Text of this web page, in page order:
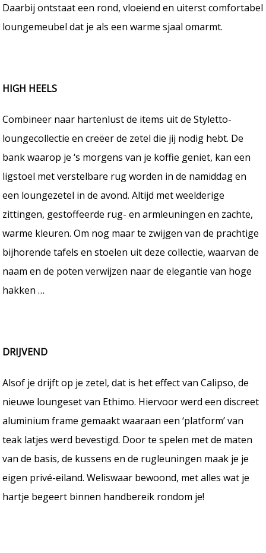
Daarbij ontstaat een rond, vloeiend en uiterst comfortabel
loungemeubel dat je als een warme sjaal omarmt.
HIGH HEELS
Combineer naar hartenlust de items uit de Styletto-
loungecollectie en creëer de zetel die jij nodig hebt. De
bank waarop je ‘s morgens van je koffie geniet, kan een
ligstoel met verstelbare rug worden in de namiddag en
een loungezetel in de avond. Altijd met weelderige
zittingen, gestoffeerde rug- en armleuningen en zachte,
warme kleuren. Om nog maar te zwijgen van de prachtige
bijhorende tafels en stoelen uit deze collectie, waarvan de
naam en de poten verwijzen naar de elegantie van hoge
hakken …
DRIJVEND
Alsof je drijft op je zetel, dat is het effect van Calipso, de
nieuwe loungeset van Ethimo. Hiervoor werd een discreet
aluminium frame gemaakt waaraan een ‘platform’ van
teak latjes werd bevestigd. Door te spelen met de maten
van de basis, de kussens en de rugleuningen maak je je
eigen privé-eiland. Weliswaar bewoond, met alles wat je
hartje begeert binnen handbereik rondom je!